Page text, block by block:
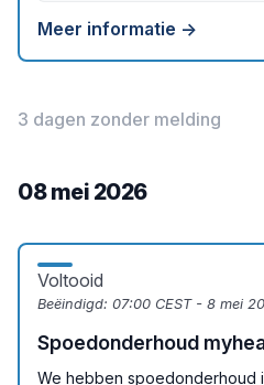
Meer informatie →
3 dagen zonder melding
08 mei 2026
Voltooid
Beëindigd: 07:00 CEST - 8 mei
Spoedonderhoud
We hebben spoedonderhoud